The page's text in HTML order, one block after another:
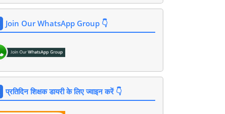
Join Our WhatsApp Group 👇
प्रतिदिन शिक्षक डायरी के लिए ज्वाइन करें 👇